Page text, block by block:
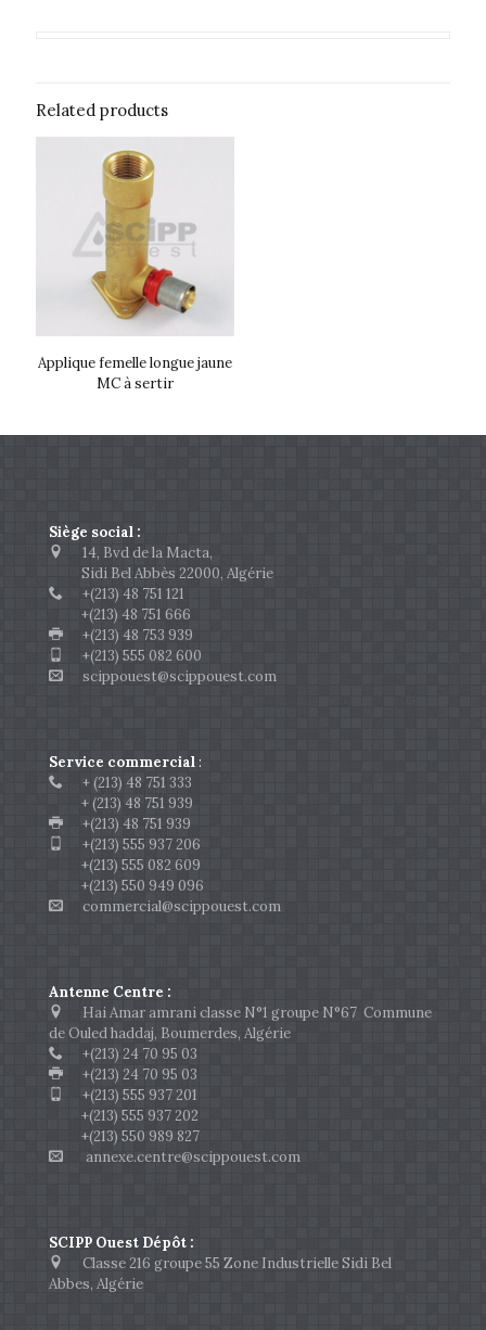
Related products
Applique femelle longue jaune
MC à sertir
Siège social :
14, Bvd de la Macta,
Sidi Bel Abbès 22000, Algérie
+(213) 48 751 121
+(213) 48 751 666
+(213) 48 753 939
+(213) 555 082 600
scippouest@scippouest.com
Service commercial:
+ (213) 48 751 333
+ (213) 48 751 939
+(213) 48 751 939
+(213) 555 937 206
+(213) 555 082 609
+(213) 550 949 096
commercial@scippouest.com
Antenne Centre :
Hai Amar amrani classe N°1 groupe N°67 Commune
de Ouled haddaj, Boumerdes, Algérie
+(213) 24 70 95 03
+(213) 24 70 95 03
+(213) 555 937 201
+(213) 555 937 202
+(213) 550 989 827
annexe.centre@scippouest.com
SCIPP Ouest Dépôt :
Classe 216 groupe 55 Zone Industrielle Sidi Bel
Abbes, Algérie